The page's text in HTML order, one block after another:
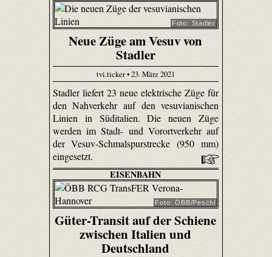
Foto: Stadler
Neue Züge am Vesuv von
Stadler
tvi.ticker • 23. März 2021
Stadler liefert 23 neue elektrische Züge für
den Nahverkehr auf den vesuvianischen
Linien in Süditalien. Die neuen Züge
werden im Stadt- und Vorortverkehr auf
der Vesuv-Schmalspurstrecke (950 mm)
eingesetzt.
EISENBAHN
Foto: ÖBB/Peschl
Güter-Transit auf der Schiene
zwischen Italien und
Deutschland